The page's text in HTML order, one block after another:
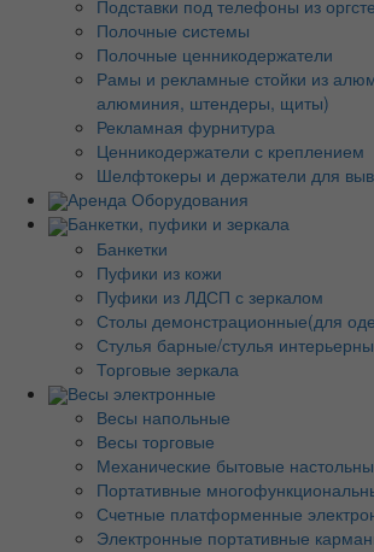
Подставки под телефоны из
Полочные системы
Полочные ценникодержатели
Рамы и рекламные стойки из
алюминия, штендеры, щиты)
Рекламная фурнитура
Ценникодержатели с креплением
Шелфтокеры и держатели для
Аренда Оборудования
Банкетки, пуфики и зеркала
Банкетки
Пуфики из кожи
Пуфики из ЛДСП с зеркалом
Столы демонстрационные(для
Стулья барные/стулья
Торговые зеркала
Весы электронные
Весы напольные
Весы торговые
Механические бытовые
Портативные
Счетные платформенные
Электронные портативные